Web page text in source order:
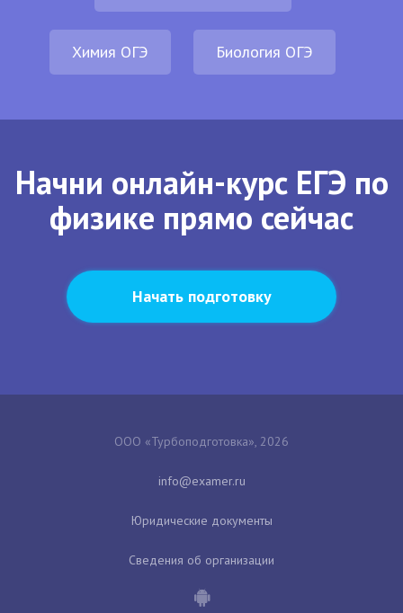
Химия ОГЭ Биология ОГЭ
Начни онлайн-курс ЕГЭ по
физике прямо сейчас
Начать подготовку
ООО «Турбоподготовка», 2026
Юридические документы
Сведения об организации